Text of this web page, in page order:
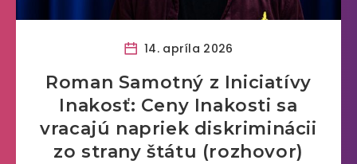
14. apríla 2026
Roman Samotný z Iniciatívy
Inakosť: Ceny Inakosti sa
vracajú napriek diskriminácii
zo strany štátu (rozhovor)